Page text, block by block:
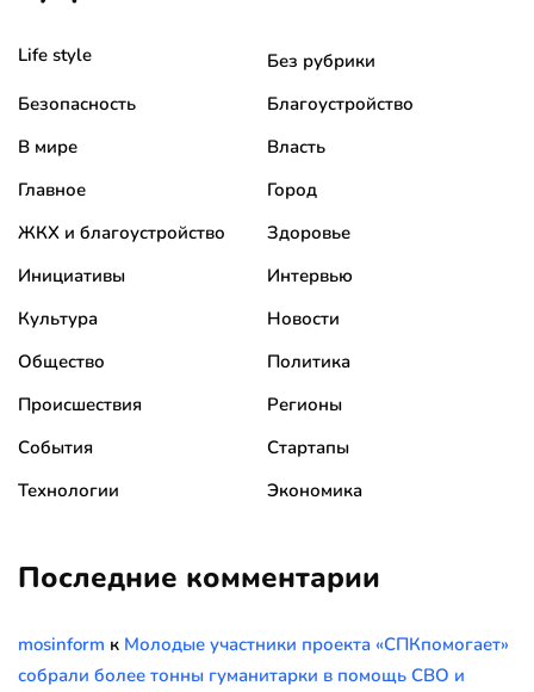
Life style
Без рубрики
Безопасность
Благоустройство
В мире
Власть
Главное
Город
ЖКХ и благоустройство
Здоровье
Инициативы
Интервью
Культура
Новости
Общество
Политика
Происшествия
Регионы
События
Стартапы
Технологии
Экономика
Последние комментарии
mosinform к Молодые участники проекта «СПКпомогает»
собрали более тонны гуманитарки в помощь СВО и